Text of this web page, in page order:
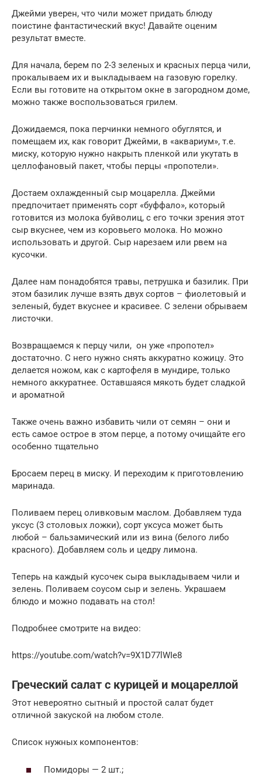
Джейми уверен, что чили может придать блюду
поистине фантастический вкус! Давайте оценим
результат вместе.
Для начала, берем по 2-3 зеленых и красных перца чили,
прокалываем их и выкладываем на газовую горелку.
Если вы готовите на открытом окне в загородном доме,
можно также воспользоваться грилем.
Дожидаемся, пока перчинки немного обуглятся, и
помещаем их, как говорит Джейми, в «аквариум», т.е.
миску, которую нужно накрыть пленкой или укутать в
целлофановый пакет, чтобы перцы «пропотели».
Достаем охлажденный сыр моцарелла. Джейми
предпочитает применять сорт «буффало», который
готовится из молока буйволиц, с его точки зрения этот
сыр вкуснее, чем из коровьего молока. Но можно
использовать и другой. Сыр нарезаем или рвем на
кусочки.
Далее нам понадобятся травы, петрушка и базилик. При
этом базилик лучше взять двух сортов – фиолетовый и
зеленый, будет вкуснее и красивее. С зелени обрываем
листочки.
Возвращаемся к перцу чили, он уже «пропотел»
достаточно. С него нужно снять аккуратно кожицу. Это
делается ножом, как с картофеля в мундире, только
немного аккуратнее. Оставшаяся мякоть будет сладкой
и ароматной
Также очень важно избавить чили от семян – они и
есть самое острое в этом перце, а потому очищайте его
особенно тщательно
Бросаем перец в миску. И переходим к приготовлению
маринада.
Поливаем перец оливковым маслом. Добавляем туда
уксус (3 столовых ложки), сорт уксуса может быть
любой – бальзамический или из вина (белого либо
красного). Добавляем соль и цедру лимона.
Теперь на каждый кусочек сыра выкладываем чили и
зелень. Поливаем соусом сыр и зелень. Украшаем
блюдо и можно подавать на стол!
Подробнее смотрите на видео:
https://youtube.com/watch?v=9X1D77lWIe8
Греческий салат с курицей и моцареллой
Этот невероятно сытный и простой салат будет
отличной закуской на любом столе.
Список нужных компонентов:
Помидоры — 2 шт.;